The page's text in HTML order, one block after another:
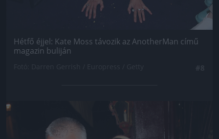
Hétfő éjjel: Kate Moss távozik az AnotherMan című
magazin buliján
Jön még kép!